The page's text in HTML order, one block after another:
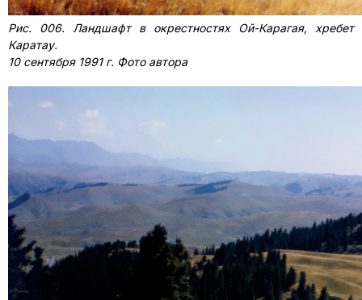
Рис. 006. Ландшафт в окрестностях Ой-Карагая, хребет
Каратау.
10 сентября 1991 г. Фото автора